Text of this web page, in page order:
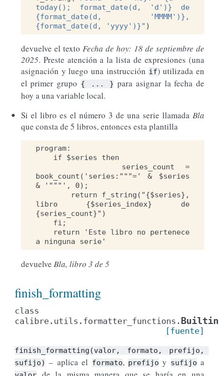
today(); format_date(d, 'd')} de
{format_date(d, 'MMMM')},
{format_date(d, 'yyyy')}" )
devuelve el texto Fecha de hoy: 18 de septiembre de
2025. Preste atención a la lista de expresiones (una
asignación y luego una instrucción if) utilizada en
el primer grupo { ... } para asignar la fecha de
hoy a una variable local.
Si el libro es el número 3 de una serie llamada Bla
que consta de 5 libros, entonces esta plantilla
program:
book_count('series:"""=' & $series
& '"""', 0);
libro {$series_index} de
{series_count}")
devuelve Bla, libro 3 de 5
finish_formatting
class
calibre.utils.formatter_functions.
[fuente]
finish_formatting(valor, formato,
prefijo,
sufijo) – aplica el formato, prefijo y sufijo a